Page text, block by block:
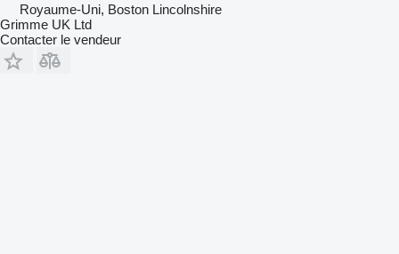
Royaume-Uni, Boston Lincolnshire
Grimme UK Ltd
Contacter le vendeur